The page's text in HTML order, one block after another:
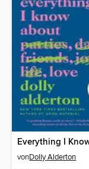
vonDolly Alderton